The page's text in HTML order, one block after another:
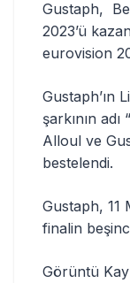
Gustaph,
2023’ü
eurovision
Gustaph’ın
şarkının
Alloul ve
bestelendi.
Gustaph, 11
finalin
Görüntü